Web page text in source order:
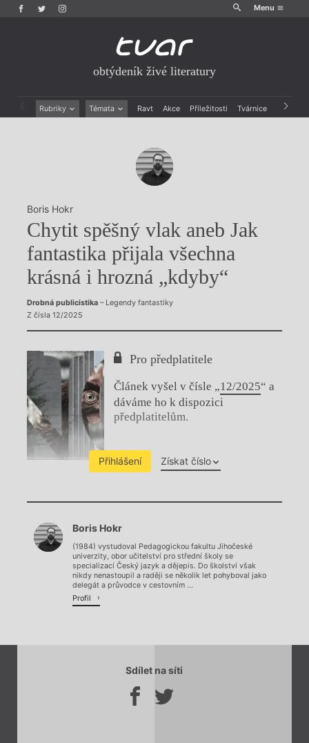
Menu
obtýdeník živé literatury
Rubriky Témata Ravt Akce Příležitosti Tvárnice Archiv
Boris Hokr
Chytit spěšný vlak aneb Jak
fantastika přijala všechna
krásná i hrozná „kdyby“
Drobná publicistika– Legendy fantastiky
Z čísla 12/2025
Pro předplatitele
Článek vyšel v čísle „12/2025“ a
dáváme ho k dispozici
předplatitelům.
Přihlášení Získat číslo
Chviličku.
Boris Hokr
(1984) vystudoval Pedagogickou fakultu Jihočeské
univerzity, obor učitelství pro střední školy se
specializací Český jazyk a dějepis. Do školství však
nikdy nenastoupil a raději se několik let pohyboval jako
delegát a průvodce v cestovním ...
Profil
Sdílet na síti